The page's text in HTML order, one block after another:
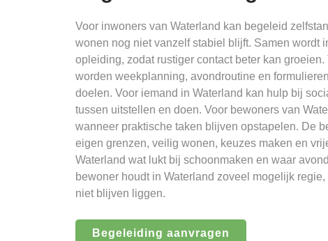
Voor inwoners van Waterland kan begeleid
wonen nog niet vanzelf stabiel blijft. Samen wordt
opleiding, zodat rustiger contact beter kan
worden weekplanning, avondroutine en
doelen. Voor iemand in Waterland kan hulp bij
tussen uitstellen en doen. Voor bewoners van
wanneer praktische taken blijven opstapelen. De
eigen grenzen, veilig wonen, keuzes maken en
Waterland wat lukt bij schoonmaken en waar
bewoner houdt in Waterland zoveel mogelijk
niet blijven liggen.
Begeleiding aanvragen